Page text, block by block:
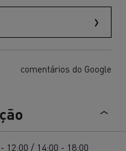
comentários do Google
12:00 / 14:00 - 18:00